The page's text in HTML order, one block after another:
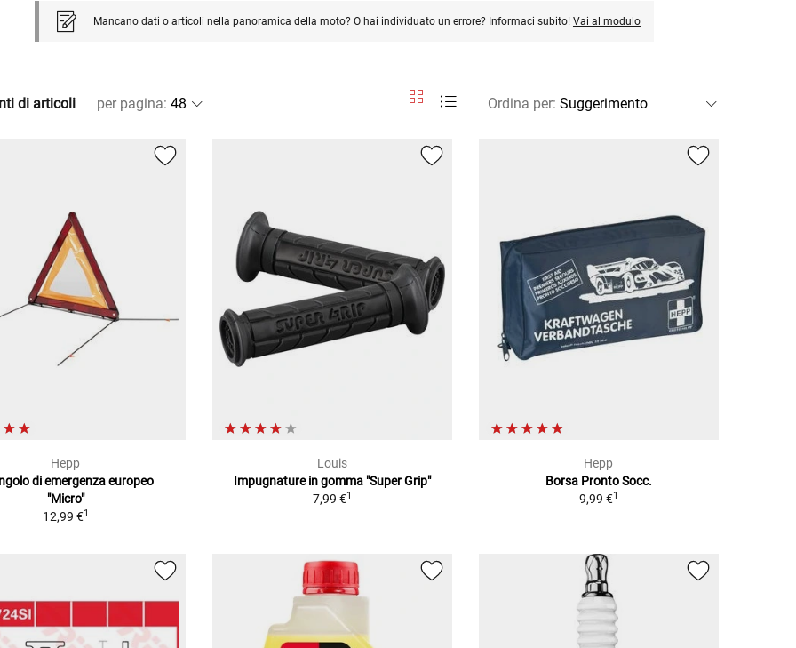
Mancano dati o articoli nella panoramica della moto? O hai individuato un errore? Informaci subito! Vai al modulo
di articoli per pagina: Ordina per:
Hepp
di emergenza europeo
"Micro"
12,99 €1
Louis
Impugnature in gomma "Super Grip"
7,99 €1
Hepp
Borsa Pronto Socc.
9,99 €1